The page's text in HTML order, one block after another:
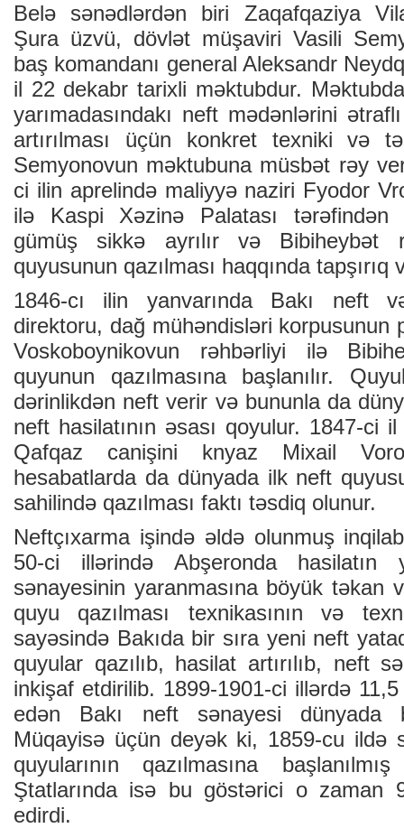
Belə sənədlərdən biri Zaqafqaziya
Şura üzvü, dövlət müşaviri Vasili
baş komandanı general Aleksandr
il 22 dekabr tarixli məktubdur.
yarımadasındakı neft mədənlərini
artırılması üçün konkret texniki və
Semyonovun məktubuna müsbət rəy
ci ilin aprelində maliyyə naziri Fyodor
ilə Kaspi Xəzinə Palatası
gümüş sikkə ayrılır və Bibiheybət
quyusunun qazılması haqqında tapşırıq
1846-cı ilin yanvarında Bakı neft
direktoru, dağ mühəndisləri korpusunun
Voskoboynikovun rəhbərliyi ilə
quyunun qazılmasına başlanılır.
dərinlikdən neft verir və bununla da
neft hasilatının əsası qoyulur. 1847-ci
Qafqaz canişini knyaz Mixail
hesabatlarda da dünyada ilk neft
sahilində qazılması faktı təsdiq olunur.
Neftçıxarma işində əldə olunmuş
50-ci illərində Abşeronda hasilatın
sənayesinin yaranmasına böyük təkan
quyu qazılması texnikasının və
sayəsində Bakıda bir sıra yeni neft
quyular qazılıb, hasilat artırılıb, neft
inkişaf etdirilib. 1899-1901-ci illərdə
edən Bakı neft sənayesi dünyada
Müqayisə üçün deyək ki, 1859-cu ildə
quyularının qazılmasına
Ştatlarında isə bu göstərici o zaman
edirdi.